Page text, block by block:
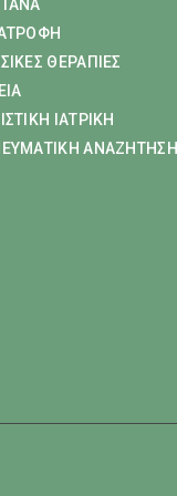
ΘΕΡΑΠΙΕΣ
ΙΑΤΡΙΚΗ
ΑΝΑΖΗΤΗΣΗ